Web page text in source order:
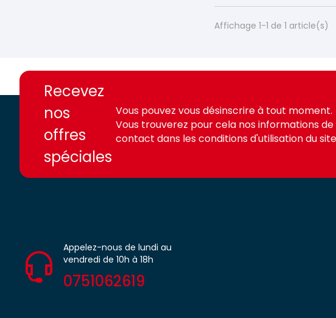
Affichage 1-1 de 1 article(s)
access.fr
access.fr
Recevez
nos
offres
spéciales
Vous pouvez vous désinscrire à tout moment.
Vous trouverez pour cela nos informations de
contact dans les conditions d'utilisation du
Appelez-nous de lundi au
vendredi de 10h à 18h
0751062619